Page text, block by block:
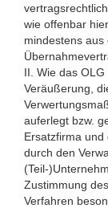
wie offenbar
mindestens
II. Wie das
Veräußerung,
auferlegt bzw.
Ersatzfirma
durch den
(Teil-
Zustimmung
Verfahren